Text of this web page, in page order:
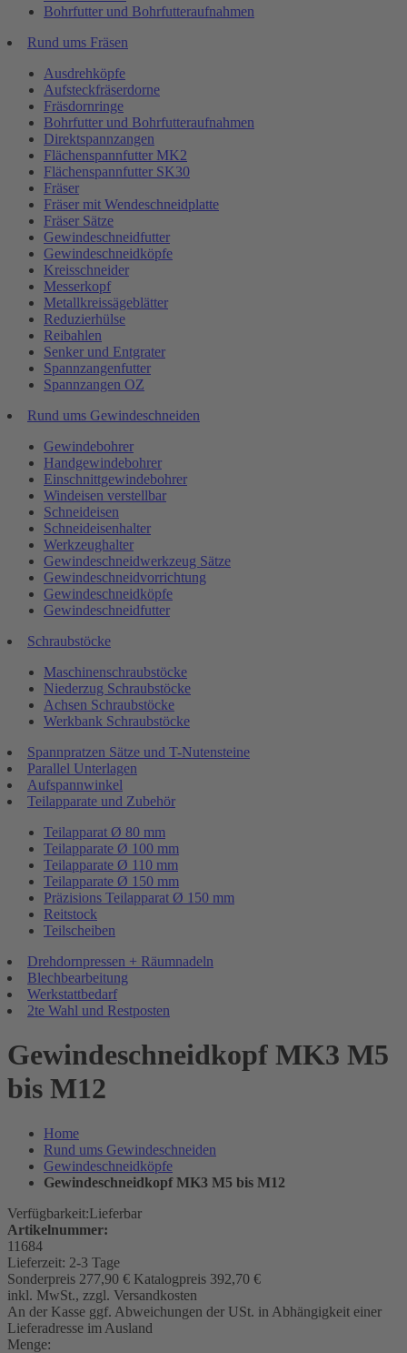
Bohrfutter und Bohrfutteraufnahmen
Rund ums Fräsen
Ausdrehköpfe
Aufsteckfräserdorne
Fräsdornringe
Bohrfutter und Bohrfutteraufnahmen
Direktspannzangen
Flächenspannfutter MK2
Flächenspannfutter SK30
Fräser
Fräser mit Wendeschneidplatte
Fräser Sätze
Gewindeschneidfutter
Gewindeschneidköpfe
Kreisschneider
Messerkopf
Metallkreissägeblätter
Reduzierhülse
Reibahlen
Senker und Entgrater
Spannzangenfutter
Spannzangen OZ
Rund ums Gewindeschneiden
Gewindebohrer
Handgewindebohrer
Einschnittgewindebohrer
Windeisen verstellbar
Schneideisen
Schneideisenhalter
Werkzeughalter
Gewindeschneidwerkzeug Sätze
Gewindeschneidvorrichtung
Gewindeschneidköpfe
Gewindeschneidfutter
Schraubstöcke
Maschinenschraubstöcke
Niederzug Schraubstöcke
Achsen Schraubstöcke
Werkbank Schraubstöcke
Spannpratzen Sätze und T-Nutensteine
Parallel Unterlagen
Aufspannwinkel
Teilapparate und Zubehör
Teilapparat Ø 80 mm
Teilapparate Ø 100 mm
Teilapparate Ø 110 mm
Teilapparate Ø 150 mm
Präzisions Teilapparat Ø 150 mm
Reitstock
Teilscheiben
Drehdornpressen + Räumnadeln
Blechbearbeitung
Werkstattbedarf
2te Wahl und Restposten
Gewindeschneidkopf MK3 M5
bis M12
Home
Rund ums Gewindeschneiden
Gewindeschneidköpfe
Gewindeschneidkopf MK3 M5 bis M12
Verfügbarkeit:Lieferbar
Artikelnummer:
11684
Lieferzeit: 2-3 Tage
Sonderpreis 277,90 € Katalogpreis 392,70 €
inkl. MwSt., zzgl. Versandkosten
An der Kasse ggf. Abweichungen der USt. in Abhängigkeit einer
Lieferadresse im Ausland
Menge: